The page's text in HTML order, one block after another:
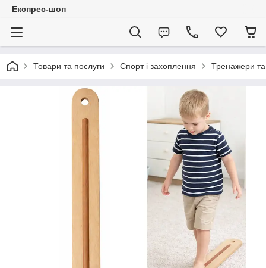
Експрес-шоп
Товари та послуги Спорт і захоплення Тренажери